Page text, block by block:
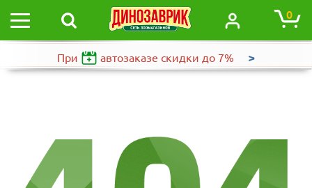
0
При автозаказе скидки до 7% >